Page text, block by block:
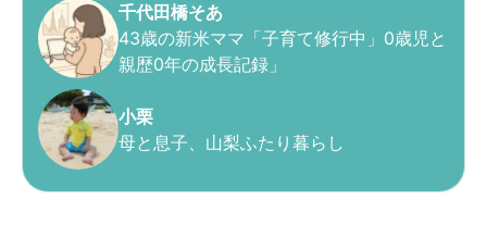
千代田橋そあ
43歳の新米ママ「子育て修行中」0歳児と
親歴0年の成長記録」
小栗
母と息子、山梨ふたり暮らし